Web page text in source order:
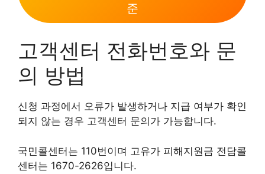
준
고객센터 전화번호와 문
의 방법
신청 과정에서 오류가 발생하거나 지급 여부가 확인
되지 않는 경우 고객센터 문의가 가능합니다.
국민콜센터는 110번이며 고유가 피해지원금 전담콜
센터는 1670-2626입니다.